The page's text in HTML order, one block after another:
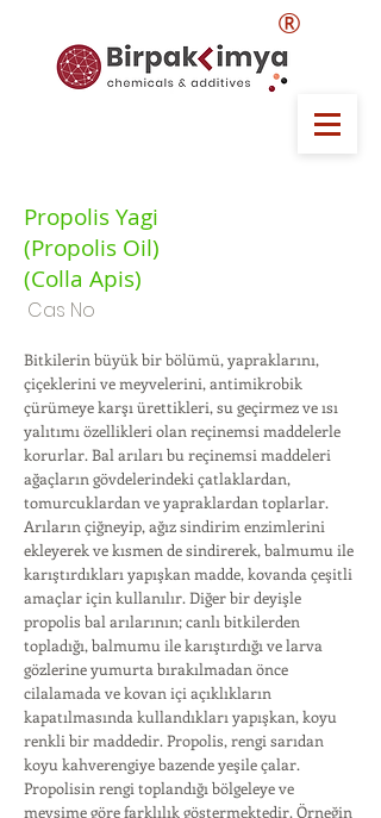
®
Propolis Yagi
(Propolis Oil)
(Colla Apis)
Cas No
Bitkilerin büyük bir bölümü, yapraklarını,
çiçeklerini ve meyvelerini, antimikrobik
çürümeye karşı ürettikleri, su geçirmez ve ısı
yalıtımı özellikleri olan reçinemsi maddelerle
korurlar. Bal arıları bu reçinemsi maddeleri
ağaçların gövdelerindeki çatlaklardan,
tomurcuklardan ve yapraklardan toplarlar.
Arıların çiğneyip, ağız sindirim enzimlerini
ekleyerek ve kısmen de sindirerek, balmumu ile
karıştırdıkları yapışkan madde, kovanda çeşitli
amaçlar için kullanılır. Diğer bir deyişle
propolis bal arılarının; canlı bitkilerden
topladığı, balmumu ile karıştırdığı ve larva
gözlerine yumurta bırakılmadan önce
cilalamada ve kovan içi açıklıkların
kapatılmasında kullandıkları yapışkan, koyu
renkli bir maddedir. Propolis, rengi sarıdan
koyu kahverengiye bazende yeşile çalar.
Propolisin rengi toplandığı bölgeleye ve
mevsime göre farklılık göstermektedir. Örneğin